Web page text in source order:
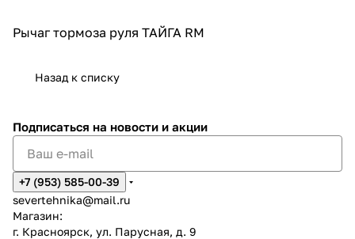
Рычаг тормоза руля ТАЙГА RM
Назад к списку
Подписаться на новости и акции
+7 (953) 585-00-39
severtehnika@mail.ru
Магазин:
г. Красноярск, ул. Парусная, д. 9